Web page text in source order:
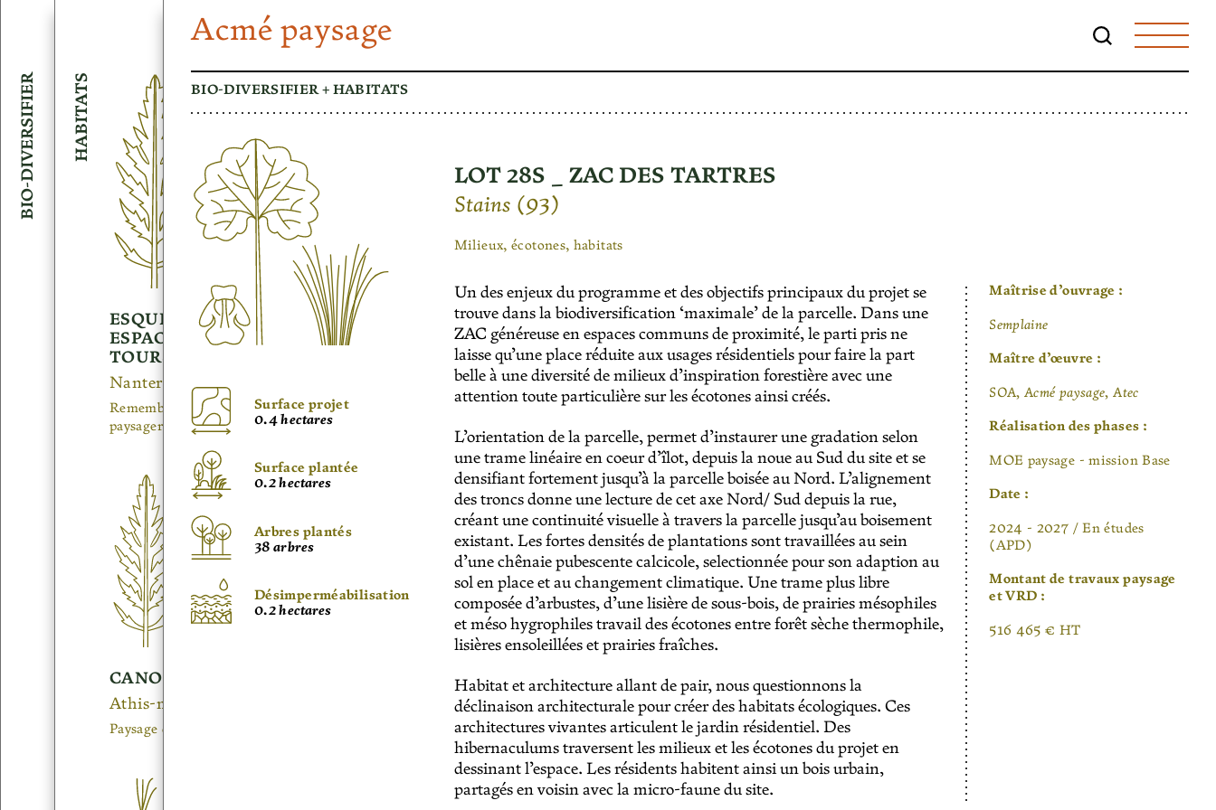
BIO-DIVERSIFIER
CITÉ MIXTE
RÉGIONALE PAUL
VALÉRY
Paris 12e (75)
Un paysage support d'usages
scolaires et publics en milieu
CAMPUS SCIENCES PO
Paris 07e (75)
HABITATS
ESQUISSE GLOBAL DES
ESPACES PUBLICS DES
TOURS NUAGES
Nanterre (92)
Remembrement urbain et
paysager
CANOPÉE URBAINE
Athis-mons (91)
Paysage des échanges
Acmé paysage
BIO-DIVERSIFIER+ HABITATS
Surface projet
0.4 hectares
Surface plantée
0.2 hectares
Arbres plantés
38 arbres
Désimperméabilisation
0.2 hectares
LOT 28S _ ZAC DES TARTRES
Stains (93)
Milieux, écotones, habitats
Un des enjeux du programme et des objectifs principaux du projet se
trouve dans la biodiversification ‘maximale’ de la parcelle. Dans une
ZAC généreuse en espaces communs de proximité, le parti pris ne
laisse qu’une place réduite aux usages résidentiels pour faire la part
belle à une diversité de milieux d’inspiration forestière avec une
attention toute particulière sur les écotones ainsi créés.
L’orientation de la parcelle, permet d’instaurer une gradation selon
une trame linéaire en coeur d’îlot, depuis la noue au Sud du site et se
densifiant fortement jusqu’à la parcelle boisée au Nord. L’alignement
des troncs donne une lecture de cet axe Nord/ Sud depuis la rue,
créant une continuité visuelle à travers la parcelle jusqu’au boisement
existant. Les fortes densités de plantations sont travaillées au sein
d’une chênaie pubescente calcicole, selectionnée pour son adaption au
sol en place et au changement climatique. Une trame plus libre
composée d’arbustes, d’une lisière de sous-bois, de prairies mésophiles
et méso hygrophiles travail des écotones entre forêt sèche thermophile,
lisières ensoleillées et prairies fraîches.
Habitat et architecture allant de pair, nous questionnons la
déclinaison architecturale pour créer des habitats écologiques. Ces
architectures vivantes articulent le jardin résidentiel. Des
hibernaculums traversent les milieux et les écotones du projet en
dessinant l’espace. Les résidents habitent ainsi un bois urbain,
partagés en voisin avec la micro-faune du site.
Maîtrise d’ouvrage :
Semplaine
Maître d’œuvre :
SOA, Acmé paysage, Atec
Réalisation des phases :
MOE paysage - mission Base
Date :
2024 - 2027 / En études
(APD)
Montant de travaux paysage
et VRD :
516 465 € HT